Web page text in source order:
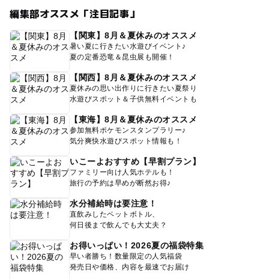
編集部オススメ「注目記事」
【関東】8月＆夏休みのオススメ
暑い夏に行きたい水遊びイベント♪
夏の定番恐竜＆昆虫展も開催！
【関西】8月＆夏休みのオススメ
夏休みの思い出作りに行きたい夏祭り
水遊びスポット＆子供無料イベントも
【東海】8月＆夏休みのオススメ
参加無料ポケモンスタンプラリー♪
気分爽快水遊びスポット情報も！
いこーよおすすめ【早割プラン】
ファミリー向け人気ホテルも！
旅行の予約は早めが断然お得♪
水分補給時は要注意！
直飲みしたペットボトル、
何日後まで飲んでも大丈夫？
お得いっぱい！2026夏の福袋特集
早い者勝ち！数量限定の人気福袋
発売日や価格、内容を最速でお届け